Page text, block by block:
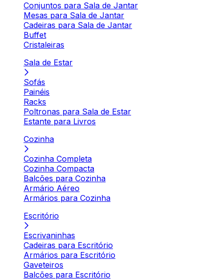
Conjuntos para Sala de Jantar
Mesas para Sala de Jantar
Cadeiras para Sala de Jantar
Buffet
Cristaleiras
Sala de Estar
Sofás
Painéis
Racks
Poltronas para Sala de Estar
Estante para Livros
Cozinha
Cozinha Completa
Cozinha Compacta
Balcões para Cozinha
Armário Aéreo
Armários para Cozinha
Escritório
Escrivaninhas
Cadeiras para Escritório
Armários para Escritório
Gaveteiros
Balcões para Escritório